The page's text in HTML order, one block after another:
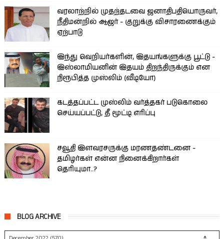
வரலாற்றில் முதற்தடவை ஜனாதிபதியொருவர்,
நீதிமன்றில் ஆஜர் - குறுக்கு விசாரணைக்கும்
ஏற்பாடு
இந்து வெறியர்களின், இதயங்களுக்கு பூட்டு -
இஸ்லாமியனின் இதயம் திறந்திருக்கும் என
நிரூபித்த முஸ்லிம் (வீடியோ)
கடத்தப்பட்ட முஸ்லிம் வர்த்தகர் படுகொலை
செய்யப்பட்டு, தீ மூட்டி எரிப்பு
சவூதி இளவரசருக்கு மரணதண்டனை -
தமிழர்கள் என்ன நினைக்கிறார்கள்
தெரியுமா..?
BLOG ARCHIVE